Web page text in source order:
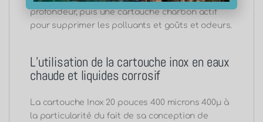
profondeur, puis une cartouche charbon actif
pour supprimer les polluants et goûts et odeurs.
L’utilisation de la cartouche inox en eaux
chaude et liquides corrosif
La cartouche Inox 20 pouces 400 microns 400μ à
la particularité du fait de sa conception de